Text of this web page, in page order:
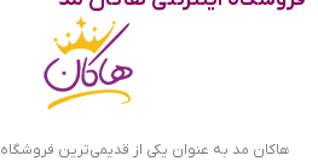
ساعت رومیزی تی انجین طوسی
بهترین قیمت ساعت
طوسی
هاکان مد به عنوان یکی از قدیمی‌ترین